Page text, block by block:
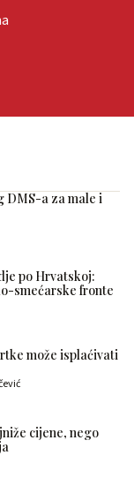
DMS-a za male i
po Hrvatskoj:
smećarske fronte
može isplaćivati
cijene, nego